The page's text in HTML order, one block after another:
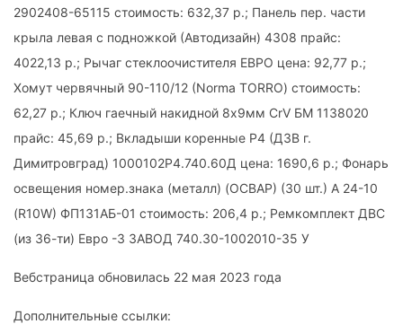
2902408-65115 стоимость: 632,37 р.; Панель пер. части
крыла левая с подножкой (Автодизайн) 4308 прайс:
4022,13 р.; Рычаг стеклоочистителя ЕВРО цена: 92,77 р.;
Хомут червячный 90-110/12 (Norma TORRO) стоимость:
62,27 р.; Ключ гаечный накидной 8х9мм CrV БМ 1138020
прайс: 45,69 р.; Вкладыши коренные Р4 (ДЗВ г.
Димитровград) 1000102Р4.740.60Д цена: 1690,6 р.; Фонарь
освещения номер.знака (металл) (ОСВАР) (30 шт.) А 24-10
(R10W) ФП131АБ-01 стоимость: 206,4 р.; Ремкомплект ДВС
(из 36-ти) Евро -3 ЗАВОД 740.30-1002010-35 У
Вебстраница обновилась 22 мая 2023 года
Дополнительные ссылки: